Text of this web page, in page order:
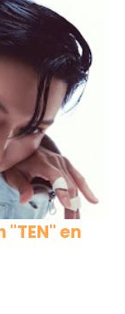
"TEN" en